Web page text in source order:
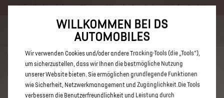
Händlerbereich von Thomas Wandscher Autovertriebs GmbH
Bis zu 6.000 € staatliche Förderprämie für E-Autos und Plug-In-
Hybride. Mehr erfahren >>
WILLKOMMEN BEI DS
AUTOMOBILES
Wir verwenden Cookies und/oder andere Tracking-Tools (die „Tools“),
um sicherzustellen, dass wir Ihnen die bestmögliche Nutzung
unserer Website bieten. Sie ermöglichen grundlegende Funktionen
wie Sicherheit, Netzwerkmanagement und Zugänglichkeit.Die Tools
verbessern die Benutzerfreundlichkeit und Leistung durch